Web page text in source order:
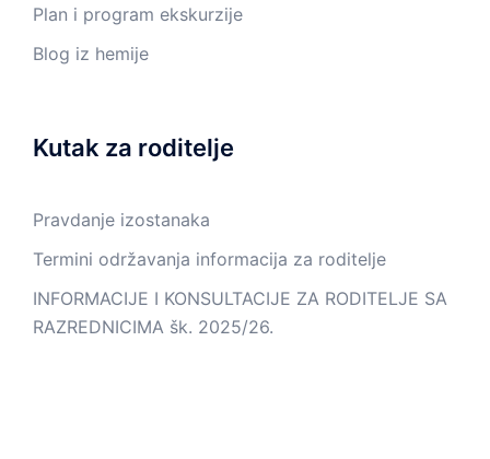
Plan i program ekskurzije
Blog iz hemije
Kutak za roditelje
Pravdanje izostanaka
Termini održavanja informacija za roditelje
INFORMACIJE I KONSULTACIJE ZA RODITELJE SA
RAZREDNICIMA šk. 2025/26.